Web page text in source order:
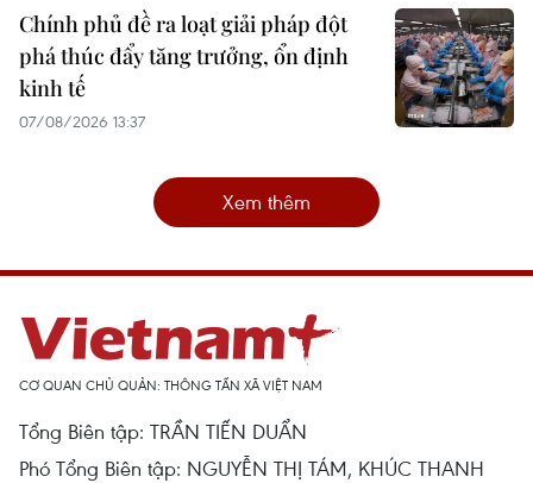
Chính phủ đề ra loạt giải pháp đột
phá thúc đẩy tăng trưởng, ổn định
kinh tế
07/08/2026 13:37
Xem thêm
CƠ QUAN CHỦ QUẢN: THÔNG TẤN XÃ VIỆT NAM
Tổng Biên tập: TRẦN TIẾN DUẨN
Phó Tổng Biên tập: NGUYỄN THỊ TÁM, KHÚC THANH